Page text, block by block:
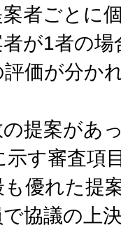
者ごとに
が1者の
価が分か
提案があ
す審査項
優れた提
協議の上